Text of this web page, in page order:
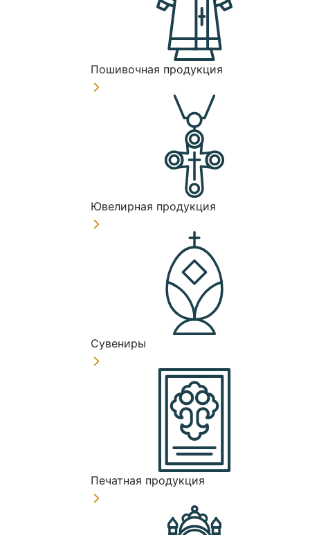
Пошивочная продукция
Ювелирная продукция
Сувениры
Печатная продукция